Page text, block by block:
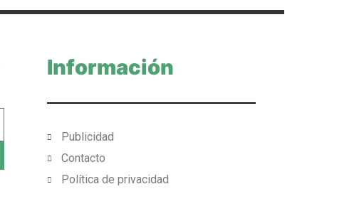
Información
Publicidad
Contacto
Política de privacidad